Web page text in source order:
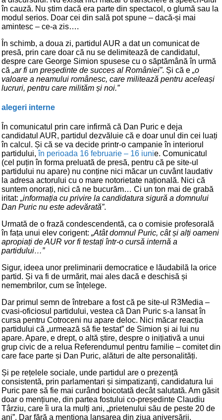
în cauză. Nu știm dacă era parte din spectacol, o glumă sau la
modul serios. Doar cei din sală pot spune – dacă-și mai
amintesc – ce-a zis….
În schimb, a doua zi, partidul AUR a dat un comunicat de
presă, prin care doar că nu se delimitează de candidatul,
despre care George Simion spusese cu o săptămână în urmă
că „ar fi un președinte de succes al României”. Și că e „o
valoare a neamului românesc, care militează pentru aceleași
lucruri, pentru care milităm și noi.”
alegeri interne
În comunicatul prin care infirmă că Dan Puric e deja
candidatul AUR, partidul dezvăluie că e doar unul din cei luați
în calcul. Și că se va decide printr-o campanie în interiorul
partidului,în perioada 16 februarie – 16 iunie. Comunicatul
(cel puțin în forma preluată de presă, pentru că pe site-ul
partidului nu apare) nu conține nici măcar un cuvânt laudativ
la adresa actorului cu o mare notorietate națională. Nici că
suntem onorați, nici că ne bucurăm… Ci un ton mai de grabă
iritat: „informația cu privire la candidatura sigură a domnului
Dan Puric nu este adevărată”.
Urmată de o frază condescendentă, ca o comisie profesorală
în fața unui elev corigent: „Atât domnul Puric, cât și alți oameni
apropiați de AUR vor fi testați într-o cursă internă a
partidului…”
Sigur, ideea unor preliminarii democratice e lăudabilă la orice
partid. Și va fi de urmărit, mai ales dacă e deschisă și
nemembrilor, cum se înțelege.
Dar primul semn de întrebare a fost că pe site-ul R3Media –
cvasi-oficiosul partidului, vestea că Dan Puric s-a lansat în
cursa pentru Cotroceni nu apare deloc. Nici măcar reacția
partidului că „urmează să fie testat” de Simion și ai lui nu
apare. Apare, e drept, o altă știre, despre o inițiativă a unui
grup civic de a relua Referendumul pentru familie – comitet din
care face parte și Dan Puric, alături de alte personalități.
Și pe rețelele sociale, unde partidul are o prezență
consistentă, prin parlamentari și simpatizanți, candidatura lui
Puric pare să fie mai curând boicotată decât salutată. Am găsit
doar o mențiune, din partea fostului co-președinte Claudiu
Târziu, care îi ura la mulți ani, „prietenului său de peste 20 de
ani”. Dar fără a menționa lansarea din ziua aniversării.